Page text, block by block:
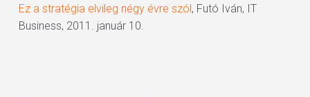
Ez a stratégia elvileg négy évre szól, Futó Iván, IT
Business, 2011. január 10.